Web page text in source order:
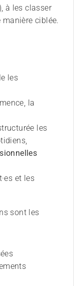
à les classer
ciblée.
la
les
et les
sont les